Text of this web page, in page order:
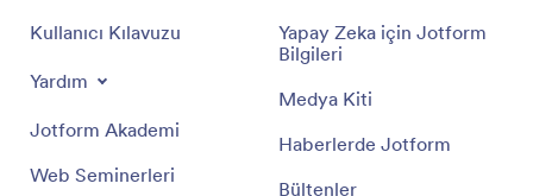
Kullanıcı Kılavuzu
Yardım
Jotform Akademi
Web Seminerleri
Yapay Zeka için Jotform
Bilgileri
Medya Kiti
Haberlerde Jotform
Bültenler